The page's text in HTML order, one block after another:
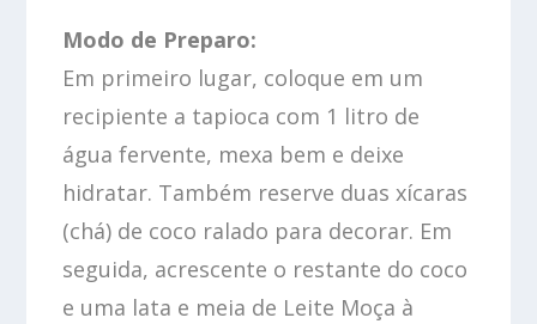
Modo de Preparo:
Em primeiro lugar, coloque em um
recipiente a tapioca com 1 litro de
água fervente, mexa bem e deixe
hidratar. Também reserve duas xícaras
(chá) de coco ralado para decorar. Em
seguida, acrescente o restante do coco
e uma lata e meia de Leite Moça à